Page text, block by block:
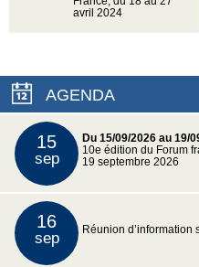
avril 2024
AGENDA
15
sep
Du 15/09/2026 au 19/
10e édition du Forum
19 septembre 2026
16
sep Réunion d’information